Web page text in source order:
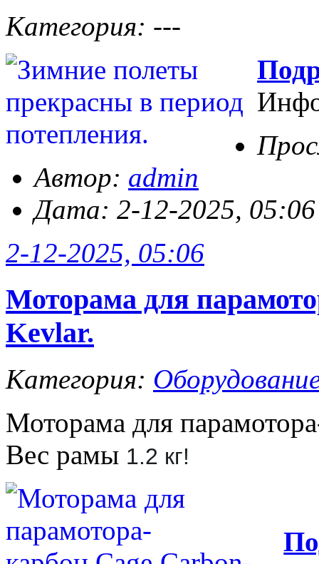
Категория: ---
Автор: admin
Дата: 2-12-2025, 05:06
2-12-2025, 05:06
Моторама для
Kevlar.
Категория:
Моторама для
Вес рамы 1.2 кг!